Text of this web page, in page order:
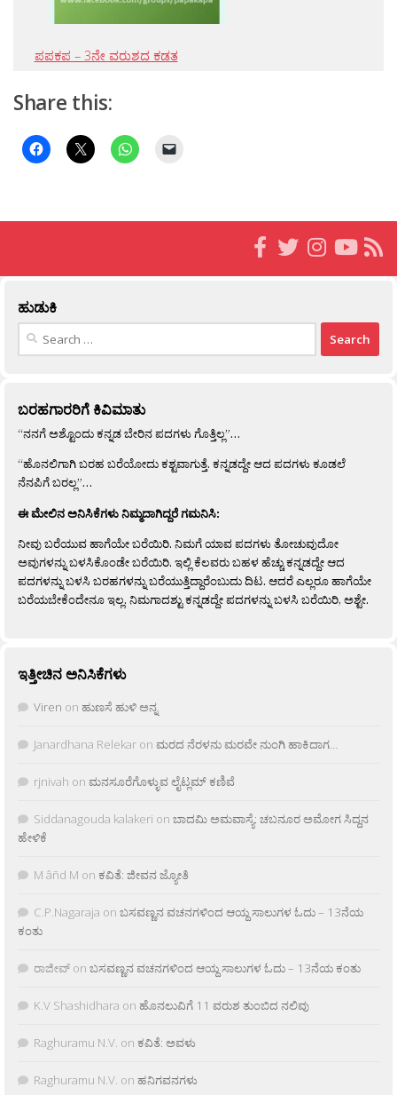
ಪಪಕಪ – 3ನೇ ವರುಶದ ಕಡತ
Share this:
ಹುಡುಕಿ
Search
ಬರಹಗಾರರಿಗೆ ಕಿವಿಮಾತು
“ನನಗೆ ಅಶ್ಟೊಂದು ಕನ್ನಡ ಬೇರಿನ ಪದಗಳು ಗೊತ್ತಿಲ್ಲ”…
“ಹೊನಲಿಗಾಗಿ ಬರಹ ಬರೆಯೋದು ಕಶ್ಟವಾಗುತ್ತೆ. ಕನ್ನಡದ್ದೇ ಆದ ಪದಗಳು ಕೂಡಲೆ
ನೆನಪಿಗೆ ಬರಲ್ಲ”…
ಈ ಮೇಲಿನ ಅನಿಸಿಕೆಗಳು ನಿಮ್ಮದಾಗಿದ್ದರೆ ಗಮನಿಸಿ:
ನೀವು ಬರೆಯುವ ಹಾಗೆಯೇ ಬರೆಯಿರಿ. ನಿಮಗೆ ಯಾವ ಪದಗಳು ತೋಚುವುದೋ
ಅವುಗಳನ್ನು ಬಳಸಿಕೊಂಡೇ ಬರೆಯಿರಿ. ಇಲ್ಲಿ ಕೆಲವರು ಬಹಳ ಹೆಚ್ಚು ಕನ್ನಡದ್ದೇ ಆದ
ಪದಗಳನ್ನು ಬಳಸಿ ಬರಹಗಳನ್ನು ಬರೆಯುತ್ತಿದ್ದಾರೆಂಬುದು ದಿಟ. ಆದರೆ ಎಲ್ಲರೂ ಹಾಗೆಯೇ
ಬರೆಯಬೇಕೆಂದೇನೂ ಇಲ್ಲ. ನಿಮಗಾದಶ್ಟು ಕನ್ನಡದ್ದೇ ಪದಗಳನ್ನು ಬಳಸಿ ಬರೆಯಿರಿ, ಅಶ್ಟೇ.
ಇತ್ತೀಚಿನ ಅನಿಸಿಕೆಗಳು
Viren on ಹುಣಸೆ ಹುಳಿ ಅನ್ನ
Janardhana Relekar on ಮರದ ನೆರಳನು ಮರವೇ ನುಂಗಿ ಹಾಕಿದಾಗ…
rjnivah on ಮನಸೂರೆಗೊಳ್ಳುವ ಲೈಟ್ಲಮ್ ಕಣಿವೆ
Siddanagouda kalakeri on ಬಾದಮಿ ಅಮವಾಸ್ಯೆ: ಚಬನೂರ ಅಮೋಗ ಸಿದ್ದನ
ಹೇಳಿಕೆ
M âñd M on ಕವಿತೆ: ಜೀವನ ಜ್ಯೋತಿ
C.P.Nagaraja on ಬಸವಣ್ಣನ ವಚನಗಳಿಂದ ಆಯ್ದ ಸಾಲುಗಳ ಓದು – 13ನೆಯ
ಕಂತು
ರಾಜೀವ್ on ಬಸವಣ್ಣನ ವಚನಗಳಿಂದ ಆಯ್ದ ಸಾಲುಗಳ ಓದು – 13ನೆಯ ಕಂತು
K.V Shashidhara on ಹೊನಲುವಿಗೆ 11 ವರುಶ ತುಂಬಿದ ನಲಿವು
Raghuramu N.V. on ಕವಿತೆ: ಅವಳು
Raghuramu N.V. on ಹನಿಗವನಗಳು